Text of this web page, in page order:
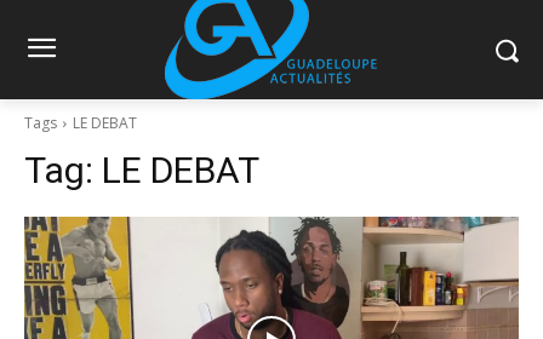
Tags LE DEBAT
Tag: LE DEBAT